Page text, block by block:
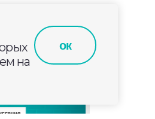
на
ок